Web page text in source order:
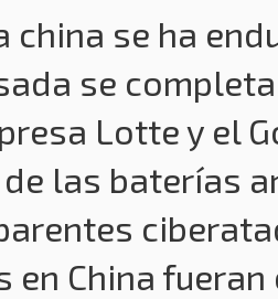
china se ha
se
Lotte y el
las baterías
en China